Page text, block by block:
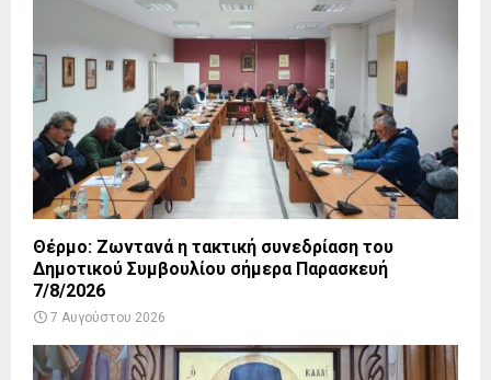
Θέρμο: Ζωντανά η τακτική συνεδρίαση του
Δημοτικού Συμβουλίου σήμερα Παρασκευή
7/8/2026
7 Αυγούστου 2026